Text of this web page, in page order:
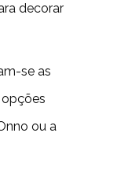
decorar
se as
ou a